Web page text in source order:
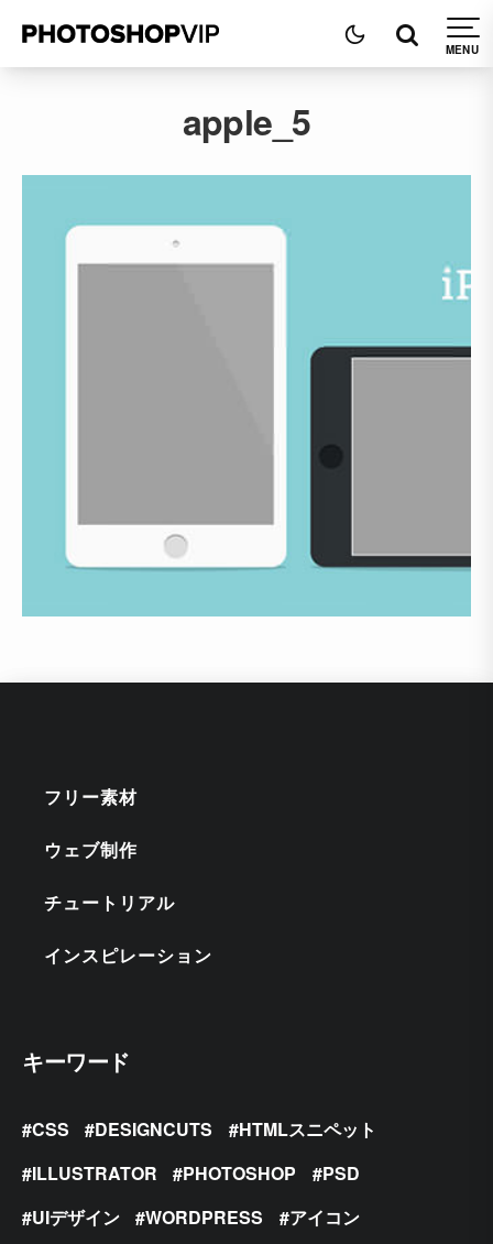
apple_5
フリー素材
ウェブ制作
チュートリアル
インスピレーション
キーワード
CSS DESIGNCUTS
HTMLスニペット
ILLUSTRATOR
PHOTOSHOP
PSD
UIデザイン
WORDPRESS
アイコン